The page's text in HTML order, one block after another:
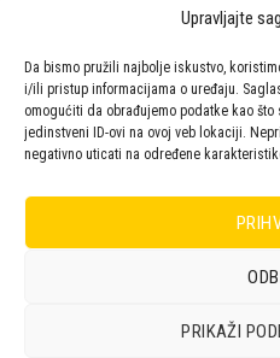
Upravljajte
Da bismo pružili najbolje iskustvo,
i/ili pristup informacijama o uređaju.
omogućiti da obrađujemo podatke kao
jedinstveni ID-ovi na ovoj veb lokaciji.
negativno uticati na određene
PRIKAŽI